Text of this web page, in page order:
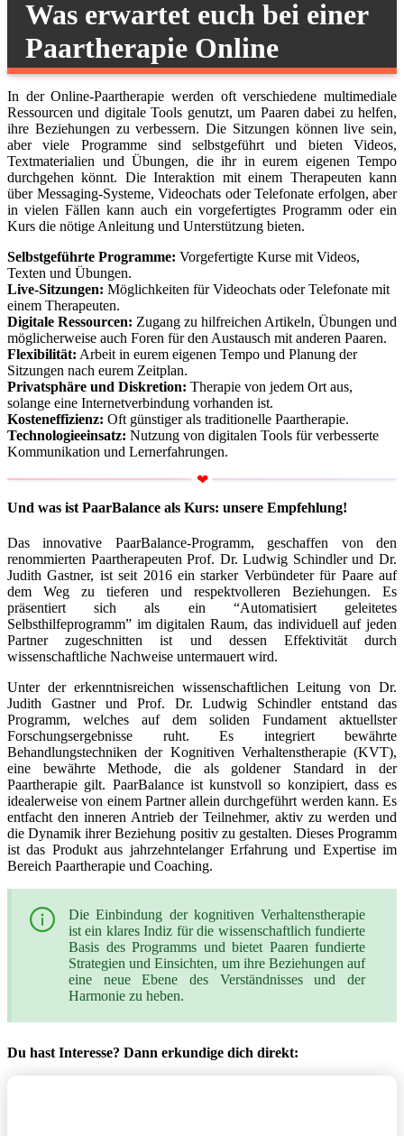
Was erwartet euch bei einer
Paartherapie Online
In der Online-Paartherapie werden oft verschiedene multimediale
Ressourcen und digitale Tools genutzt, um Paaren dabei zu helfen,
ihre Beziehungen zu verbessern. Die Sitzungen können live sein,
aber viele Programme sind selbstgeführt und bieten Videos,
Textmaterialien und Übungen, die ihr in eurem eigenen Tempo
durchgehen könnt. Die Interaktion mit einem Therapeuten kann
über Messaging-Systeme, Videochats oder Telefonate erfolgen, aber
in vielen Fällen kann auch ein vorgefertigtes Programm oder ein
Kurs die nötige Anleitung und Unterstützung bieten.
Selbstgeführte Programme: Vorgefertigte Kurse mit Videos,
Texten und Übungen.
Live-Sitzungen: Möglichkeiten für Videochats oder Telefonate mit
einem Therapeuten.
Digitale Ressourcen: Zugang zu hilfreichen Artikeln, Übungen und
möglicherweise auch Foren für den Austausch mit anderen Paaren.
Flexibilität: Arbeit in eurem eigenen Tempo und Planung der
Sitzungen nach eurem Zeitplan.
Privatsphäre und Diskretion: Therapie von jedem Ort aus,
solange eine Internetverbindung vorhanden ist.
Kosteneffizienz: Oft günstiger als traditionelle Paartherapie.
Technologieeinsatz: Nutzung von digitalen Tools für verbesserte
Kommunikation und Lernerfahrungen.
Und was ist PaarBalance als Kurs: unsere Empfehlung!
Das innovative PaarBalance-Programm, geschaffen von den
renommierten Paartherapeuten Prof. Dr. Ludwig Schindler und Dr.
Judith Gastner, ist seit 2016 ein starker Verbündeter für Paare auf
dem Weg zu tieferen und respektvolleren Beziehungen. Es
präsentiert sich als ein “Automatisiert geleitetes
Selbsthilfeprogramm” im digitalen Raum, das individuell auf jeden
Partner zugeschnitten ist und dessen Effektivität durch
wissenschaftliche Nachweise untermauert wird.
Unter der erkenntnisreichen wissenschaftlichen Leitung von Dr.
Judith Gastner und Prof. Dr. Ludwig Schindler entstand das
Programm, welches auf dem soliden Fundament aktuellster
Forschungsergebnisse ruht. Es integriert bewährte
Behandlungstechniken der Kognitiven Verhaltenstherapie (KVT),
eine bewährte Methode, die als goldener Standard in der
Paartherapie gilt. PaarBalance ist kunstvoll so konzipiert, dass es
idealerweise von einem Partner allein durchgeführt werden kann. Es
entfacht den inneren Antrieb der Teilnehmer, aktiv zu werden und
die Dynamik ihrer Beziehung positiv zu gestalten. Dieses Programm
ist das Produkt aus jahrzehntelanger Erfahrung und Expertise im
Bereich Paartherapie und Coaching.
Die Einbindung der kognitiven Verhaltenstherapie
ist ein klares Indiz für die wissenschaftlich fundierte
Basis des Programms und bietet Paaren fundierte
Strategien und Einsichten, um ihre Beziehungen auf
eine neue Ebene des Verständnisses und der
Harmonie zu heben.
Du hast Interesse? Dann erkundige dich direkt: